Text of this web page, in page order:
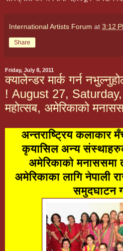
International Artists Forum at 3:12
Share
Friday, July 8, 2011
क्यालेन्डर मार्क गर्न
! August 27, Saturday,
महोत्सब, अमेरिकाको
अन्तराष्ट्रिय कलाकार
कृयासिल अन्य
अमेरिकाको मनाससमा
अमेरिकाका लागि नेपाली
समुदघाटन